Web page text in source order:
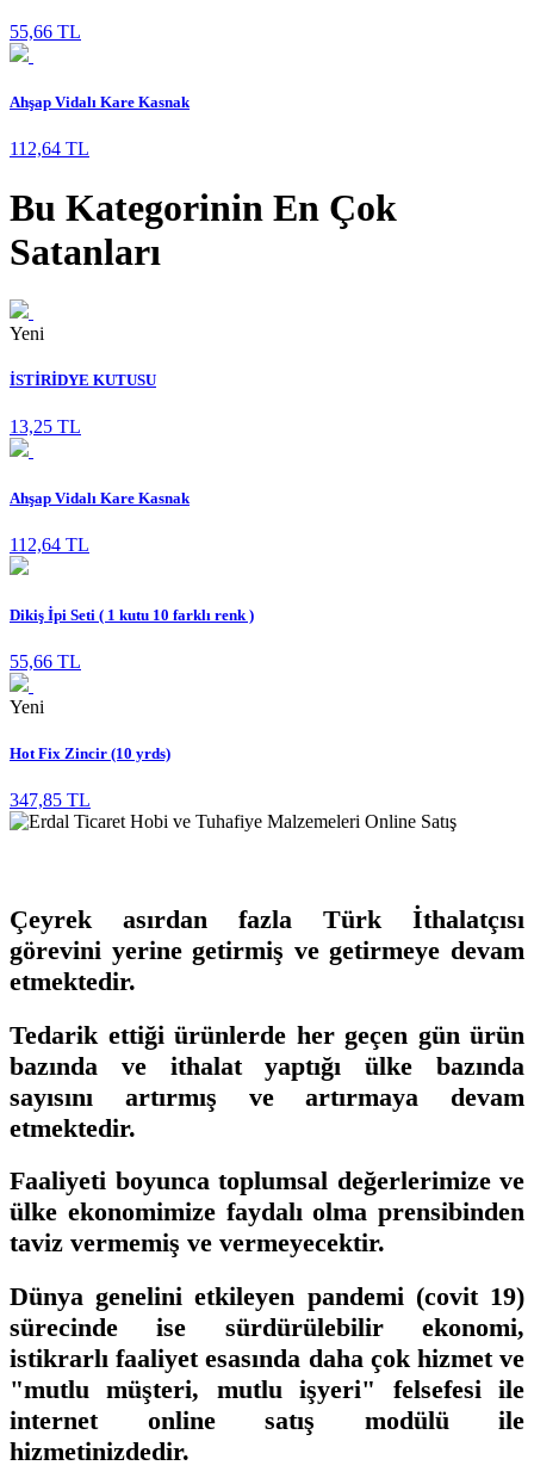
55,66 TL
Ahşap Vidalı Kare Kasnak
112,64 TL
Bu Kategorinin En Çok
Satanları
Yeni
İSTİRİDYE KUTUSU
13,25 TL
Ahşap Vidalı Kare Kasnak
112,64 TL
Dikiş İpi Seti ( 1 kutu 10 farklı renk )
55,66 TL
Yeni
Hot Fix Zincir (10 yrds)
347,85 TL
Çeyrek asırdan fazla Türk İthalatçısı
görevini yerine getirmiş ve getirmeye devam
etmektedir.
Tedarik ettiği ürünlerde her geçen gün ürün
bazında ve ithalat yaptığı ülke bazında
sayısını artırmış ve artırmaya devam
etmektedir.
Faaliyeti boyunca toplumsal değerlerimize ve
ülke ekonomimize faydalı olma prensibinden
taviz vermemiş ve vermeyecektir.
Dünya genelini etkileyen pandemi (covit 19)
sürecinde ise sürdürülebilir ekonomi,
istikrarlı faaliyet esasında daha çok hizmet ve
"mutlu müşteri, mutlu işyeri" felsefesi ile
internet online satış modülü ile
hizmetinizdedir.